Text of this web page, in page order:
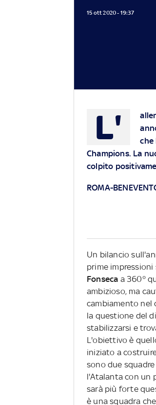
15 ott 2020 - 19:37
L'
Champions. La
colpito
ROMA-
Un bilancio
prime
Fonseca a 360°
ambizioso, ma
cambiamento nel
la questione del
stabilizzarsi e
L'obiettivo è
iniziato a
sono due
l'Atalanta con un
sarà più forte
è una squadra